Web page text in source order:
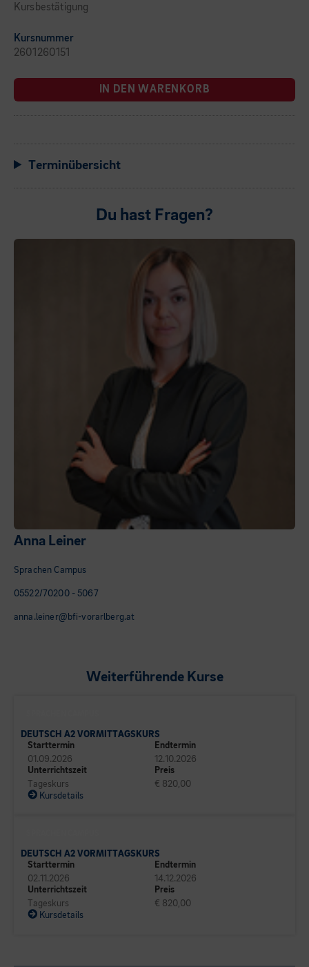
Kursbestätigung
Kursnummer
2601260151
IN DEN WARENKORB
Terminübersicht
Du hast Fragen?
Anna Leiner
Sprachen Campus
05522/70200 - 5067
anna.leiner@bfi-vorarlberg.at
Weiterführende Kurse
DEUTSCH A2 VORMITTAGSKURS
Starttermin
01.09.2026
Endtermin
12.10.2026
Unterrichtszeit
Tageskurs
Preis
€ 820,00
Kursdetails
DEUTSCH A2 VORMITTAGSKURS
Starttermin
02.11.2026
Endtermin
14.12.2026
Unterrichtszeit
Tageskurs
Preis
€ 820,00
Kursdetails